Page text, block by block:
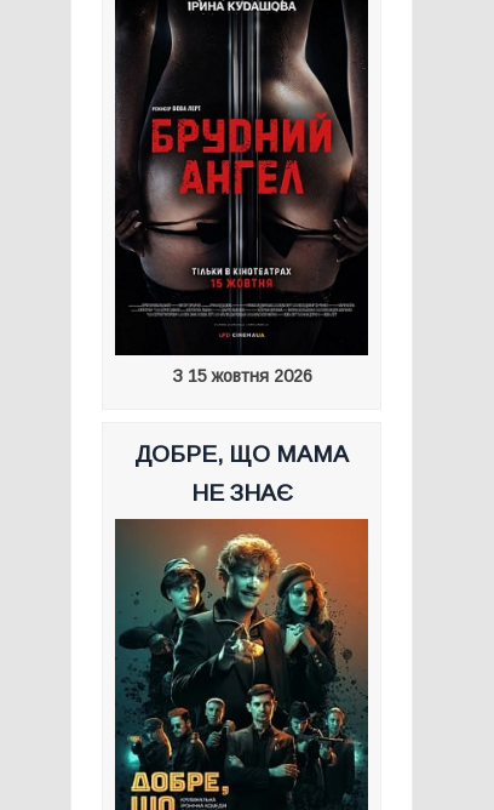
З 15 жовтня 2026
ДОБРЕ, ЩО МАМА
НЕ ЗНАЄ